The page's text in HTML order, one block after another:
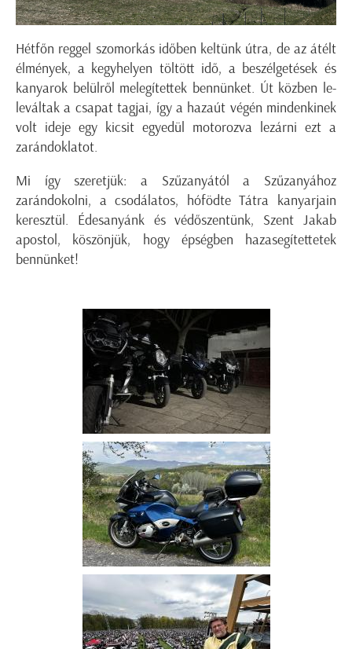
Hétfőn reggel szomorkás időben keltünk útra, de az átélt
élmények, a kegyhelyen töltött idő, a beszélgetések és
kanyarok belülről melegítettek bennünket. Út közben le-
leváltak a csapat tagjai, így a hazaút végén mindenkinek
volt ideje egy kicsit egyedül motorozva lezárni ezt a
zarándoklatot.
Mi így szeretjük: a Szűzanyától a Szűzanyához
zarándokolni, a csodálatos, hófödte Tátra kanyarjain
keresztül. Édesanyánk és védőszentünk, Szent Jakab
apostol, köszönjük, hogy épségben hazasegítettetek
bennünket!